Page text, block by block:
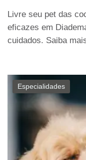
Livre seu pet das
eficazes em
cuidados. Saiba
Especialidades